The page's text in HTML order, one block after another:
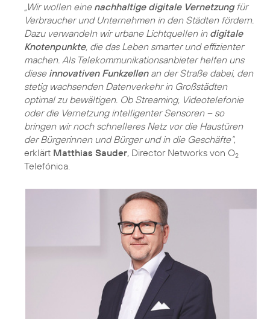
„Wir wollen eine nachhaltige digitale Vernetzungfür
Verbraucher und Unternehmen in den Städten fördern.
Dazu verwandeln wir urbane Lichtquellen in digitale
Knotenpunkte, die das Leben smarter und effizienter
machen. Als Telekommunikationsanbieter helfen uns
diese innovativen Funkzellenan der Straße dabei, den
stetig wachsenden Datenverkehr in Großstädten
optimal zu bewältigen. Ob Streaming, Videotelefonie
oder die Vernetzung intelligenter Sensoren – so
bringen wir noch schnelleres Netz vor die Haustüren
der Bürgerinnen und Bürger und in die Geschäfte“,
erklärt Matthias Sauder, Director Networks von O2
Telefónica.